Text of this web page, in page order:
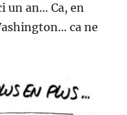
un an… Ca, en
ca ne